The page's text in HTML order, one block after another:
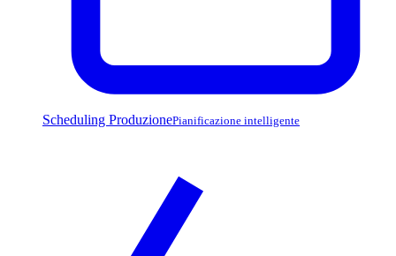
Scheduling ProduzionePianificazione intelligente